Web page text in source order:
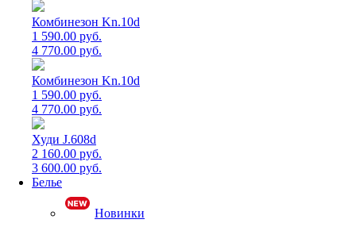
Комбинезон Kn.10d
1 590.00 руб.
4 770.00 руб.
Комбинезон Kn.10d
1 590.00 руб.
4 770.00 руб.
Худи J.608d
2 160.00 руб.
3 600.00 руб.
Белье
Новинки